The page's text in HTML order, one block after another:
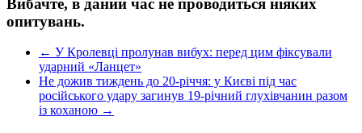
опитувань.
← У Кролевці пролунав вибух: перед цим фіксували
ударний «Ланцет»
Не дожив тиждень до 20-річчя: у Києві під час
російського удару загинув 19-річний глухівчанин разом
із коханою →